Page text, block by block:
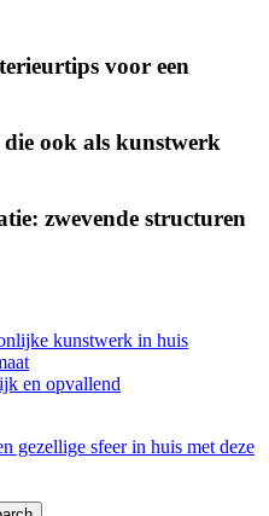
voor een
ook als kunstwerk
zwevende structuren
kunstwerk in huis
en opvallend
gezellige sfeer in huis met deze